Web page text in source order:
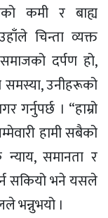
कमी र बाह्य
चिन्ता व्यक्त
दर्पण हो,
उनीहरूको
। “हाम्रो
हामी सबैको
समानता र
सकियो भने यसले
भन्नुभयो ।